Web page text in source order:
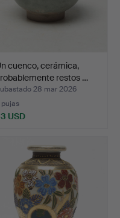
cuenco, cerámica,
restos …
28 mar 2026
USD